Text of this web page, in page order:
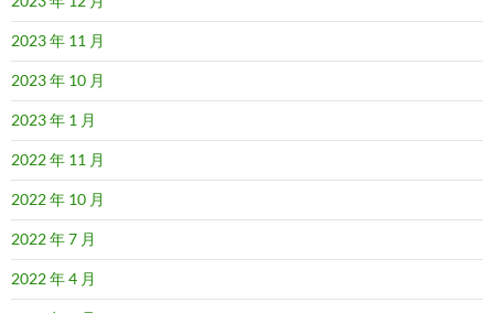
2023 年 11 月
2023 年 10 月
2023 年 1 月
2022 年 11 月
2022 年 10 月
2022 年 7 月
2022 年 4 月